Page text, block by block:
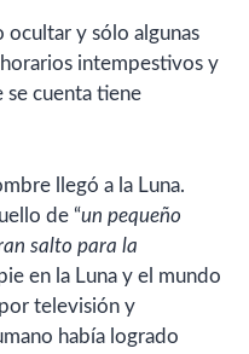
ocultar y sólo algunas
intempestivos y
cuenta tiene
llegó a la Luna.
de “un pequeño
salto para la
en la Luna y el mundo
televisión y
había logrado